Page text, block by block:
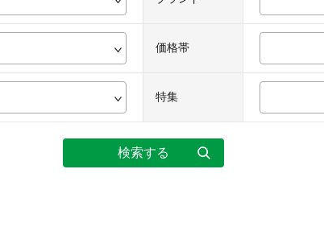
価格帯
特集